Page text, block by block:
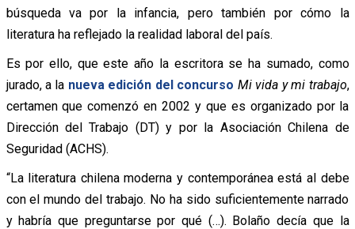
búsqueda va por la infancia, pero también por cómo la
literatura ha reflejado la realidad laboral del país.
Es por ello, que este año la escritora se ha sumado, como
jurado, a la nueva edición del concurso Mi vida y mi trabajo,
certamen que comenzó en 2002 y que es organizado por la
Dirección del Trabajo (DT) y por la Asociación Chilena de
Seguridad (ACHS).
“La literatura chilena moderna y contemporánea está al debe
con el mundo del trabajo. No ha sido suficientemente narrado
y habría que preguntarse por qué (…). Bolaño decía que la